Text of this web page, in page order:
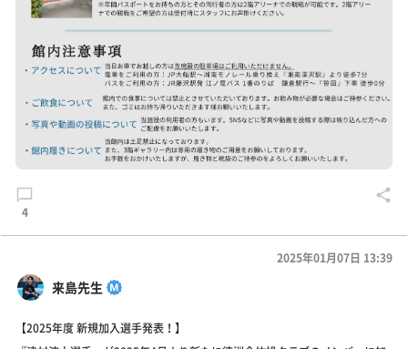
4
来島先生
2025年01月07日 13:39
【2025年度 新規加入選手発表！】